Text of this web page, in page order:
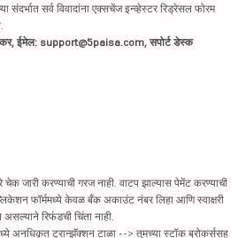
सर्व विवादांना एक्सचेंज इन्व्हेस्टर रिड्रेसल फोरम
ईमेल: support@5paisa.com, सपोर्ट डेस्क
चेक जारी करण्याची गरज नाही. वाटप झाल्यास पेमेंट करण्याची
फॉर्ममध्ये केवळ बँक अकाउंट नंबर लिहा आणि स्वाक्षरी
रिफंडची चिंता नाही.
अनधिकृत ट्रान्झॅक्शन टाळा --> तुमच्या स्टॉक ब्रोकर्ससह